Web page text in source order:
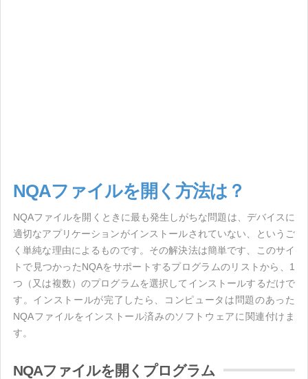
NQAファイルを開く方法は？
NQAファイルを開くときに最も発生しがちな問題は、デバイスに
適切なアプリケーションがインストールされていない、というご
く単純な理由によるものです。その解決法は簡単です、このサイ
トで見つかったNQAをサポートするプログラムのリストから、1
つ（又は複数）のプログラムを選択してインストールするだけで
す。インストールが完了したら、コンピュータは問題のあった
NQAファイルをインストール済みのソフトウェアに関連付けま
す。
NQAファイルを開くプログラム